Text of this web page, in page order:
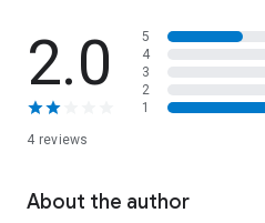
2.0
4 reviews
5
4
3
2
1
About the author